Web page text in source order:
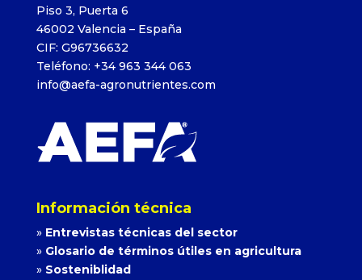
Piso 3, Puerta 6
46002 Valencia – España
CIF: G96736632
Teléfono: +34 963 344 063
info@aefa-agronutrientes.com
Información técnica
» Entrevistas técnicas del sector
» Glosario de términos útiles en agricultura
» Sosteniblidad